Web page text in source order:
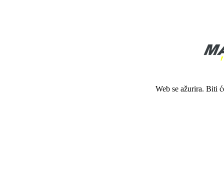
Web se ažurira. Biti